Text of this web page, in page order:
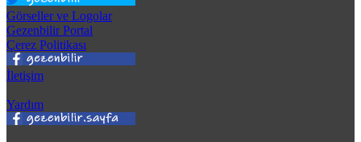
Görseller ve Logolar
Gezenbilir Portal
Çerez Politikası
İletişim
Yardım